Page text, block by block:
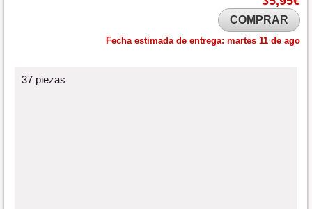
COMPRAR
Fecha estimada de entrega: martes 11 de ago
37 piezas